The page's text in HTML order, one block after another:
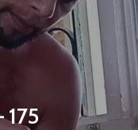
175